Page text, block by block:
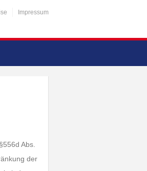
Impressum
Abs.
der